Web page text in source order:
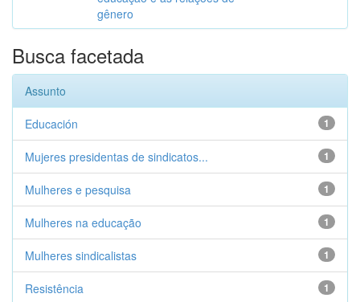
gênero
Busca facetada
Assunto
1
Educación
1
Mujeres presidentas de sindicatos...
1
Mulheres e pesquisa
1
Mulheres na educação
1
Mulheres sindicalistas
1
Resistência